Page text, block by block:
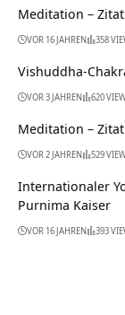
Meditation –
VOR 16 JAHREN 358
Vishuddha-
VOR 3 JAHREN 620
Meditation –
VOR 2 JAHREN 529
Internationaler
Purnima Kaiser
VOR 16 JAHREN 393